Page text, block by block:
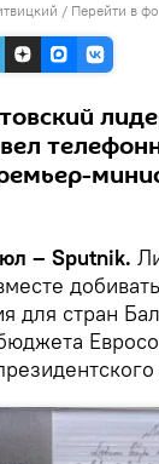
/ Перейти в
– Sputnik.
для стран